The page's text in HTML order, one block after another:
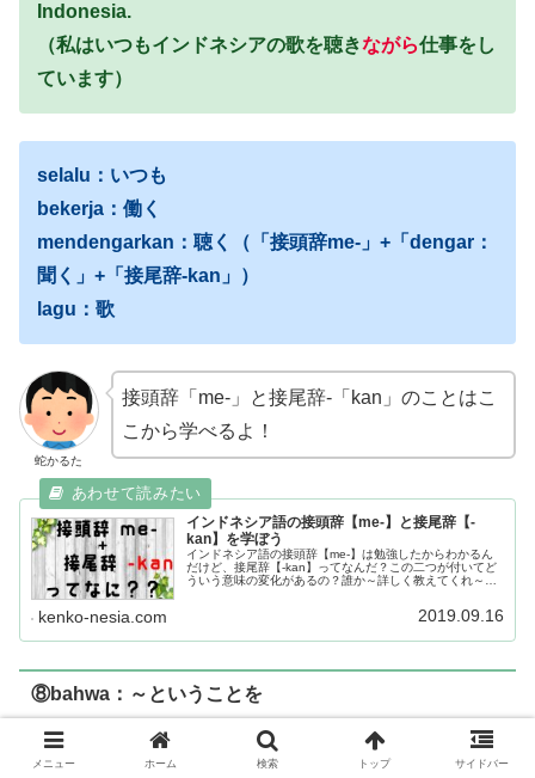
Indonesia.
（私はいつもインドネシアの歌を聴きながら仕事をし
ています）
selalu：いつも
bekerja：働く
mendengarkan：聴く（「接頭辞me-」+「dengar：
聞く」+「接尾辞-kan」）
lagu：歌
蛇かるた
接頭辞「me-」と接尾辞-「kan」のことはこ
こから学べるよ！
インドネシア語の接頭辞【me-】と接尾辞【-
kan】を学ぼう
インドネシア語の接頭辞【me-】は勉強したからわかるん
だけど、接尾辞【-kan】ってなんだ？この二つが付いてど
ういう意味の変化があるの？誰か～詳しく教えてくれ～！
kenko-nesia.com 2019.09.16
⑧bahwa：～ということを
インドネシア語の接続詞『bahwa』です。
メニュー ホーム 検索 トップ サイドバー